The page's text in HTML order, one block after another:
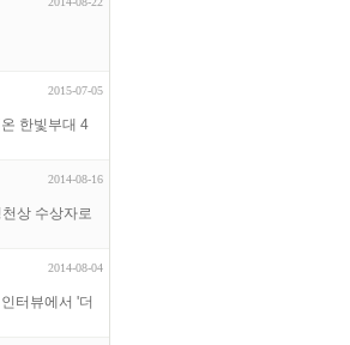
2015-07-05
한빛부대 4
2014-08-16
상 수상자로
2014-08-04
터뷰에서 '더